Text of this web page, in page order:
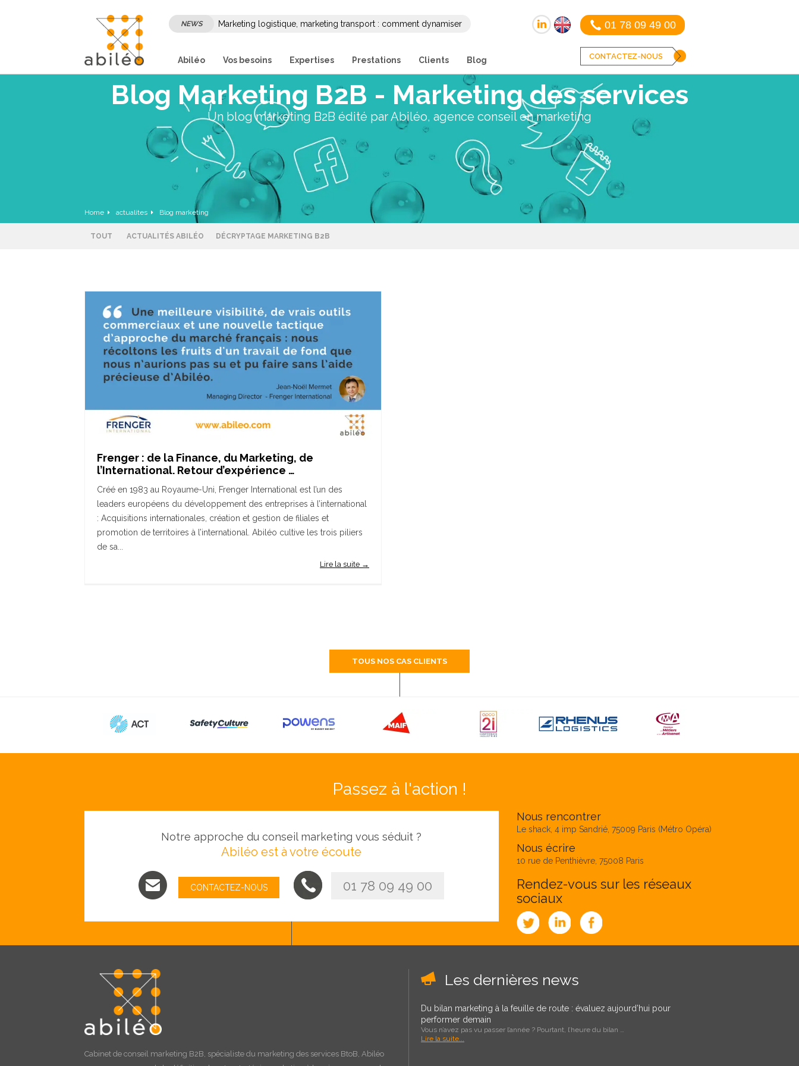
NEWS
Marketing logistique, marketing transport : comment dynamiser
Abiléo
Vos besoins Expertises Prestations Clients Blog
01 78 09 49 00
CONTACTEZ-NOUS
Home actualites Blog marketing
Blog Marketing B2B - Marketing des services
Un blog marketing B2B édité par Abiléo, agence conseil en marketing
TOUT ACTUALITÉS ABILÉO DÉCRYPTAGE MARKETING B2B
Frenger : de la Finance, du Marketing, de
l’International. Retour d’expérience …
Créé en 1983 au Royaume-Uni, Frenger International est l’un des
leaders européens du développement des entreprises à l’international
: Acquisitions internationales, création et gestion de filiales et
promotion de territoires à l’international. Abiléo cultive les trois piliers
de sa...
Lire la suite →
TOUS NOS CAS CLIENTS
Passez à l'action !
Notre approche du conseil marketing vous séduit ?
Abiléo est à votre écoute
CONTACTEZ-NOUS 01 78 09 49 00
Nous rencontrer
Le shack, 4 imp Sandrié, 75009 Paris (Métro Opéra)
Nous écrire
10 rue de Penthièvre, 75008 Paris
Rendez-vous sur les réseaux
sociaux
Cabinet de conseil marketing B2B , spécialiste du marketing des services BtoB, Abiléo
Les dernières news
Du bilan marketing à la feuille de route : évaluez aujourd’hui pour
performer demain
Vous n’avez pas vu passer l’année ? Pourtant, l’heure du bilan …
Lire la suite...